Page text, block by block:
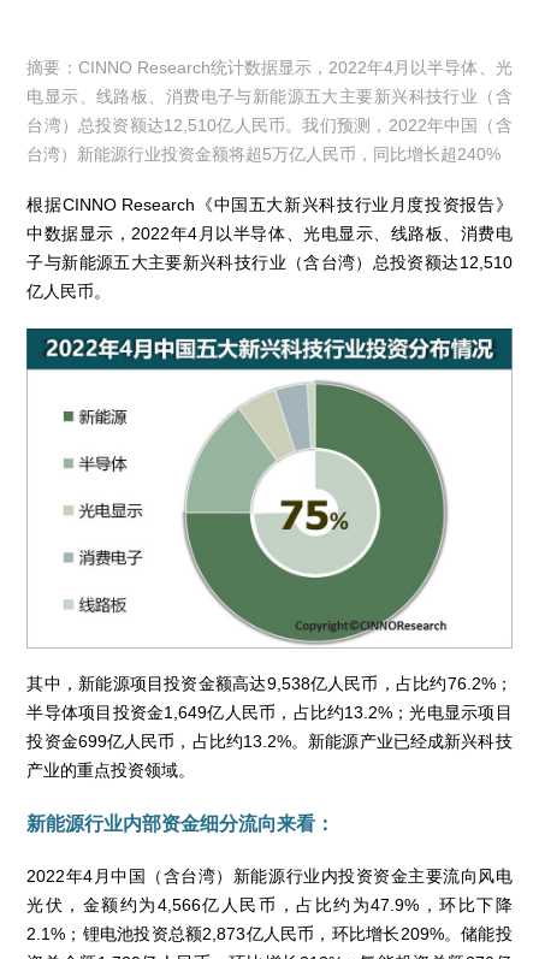
摘要：CINNO Research统计数据显示，2022年4月以半导体、光
电显示、线路板、消费电子与新能源五大主要新兴科技行业（含
台湾）总投资额达12,510亿人民币。我们预测，2022年中国（含
台湾）新能源行业投资金额将超5万亿人民币，同比增长超240%
根据CINNO Research《中国五大新兴科技行业月度投资报告》
中数据显示，2022年4月以半导体、光电显示、线路板、消费电
子与新能源五大主要新兴科技行业（含台湾）总投资额达12,510
亿人民币。
其中，新能源项目投资金额高达9,538亿人民币，占比约76.2%；
半导体项目投资金1,649亿人民币，占比约13.2%；光电显示项目
投资金699亿人民币，占比约13.2%。新能源产业已经成新兴科技
产业的重点投资领域。
新能源行业内部资金细分流向来看：
2022年4月中国（含台湾）新能源行业内投资资金主要流向风电
光伏，金额约为4,566亿人民币，占比约为47.9%，环比下降
2.1%；锂电池投资总额2,873亿人民币，环比增长209%。储能投